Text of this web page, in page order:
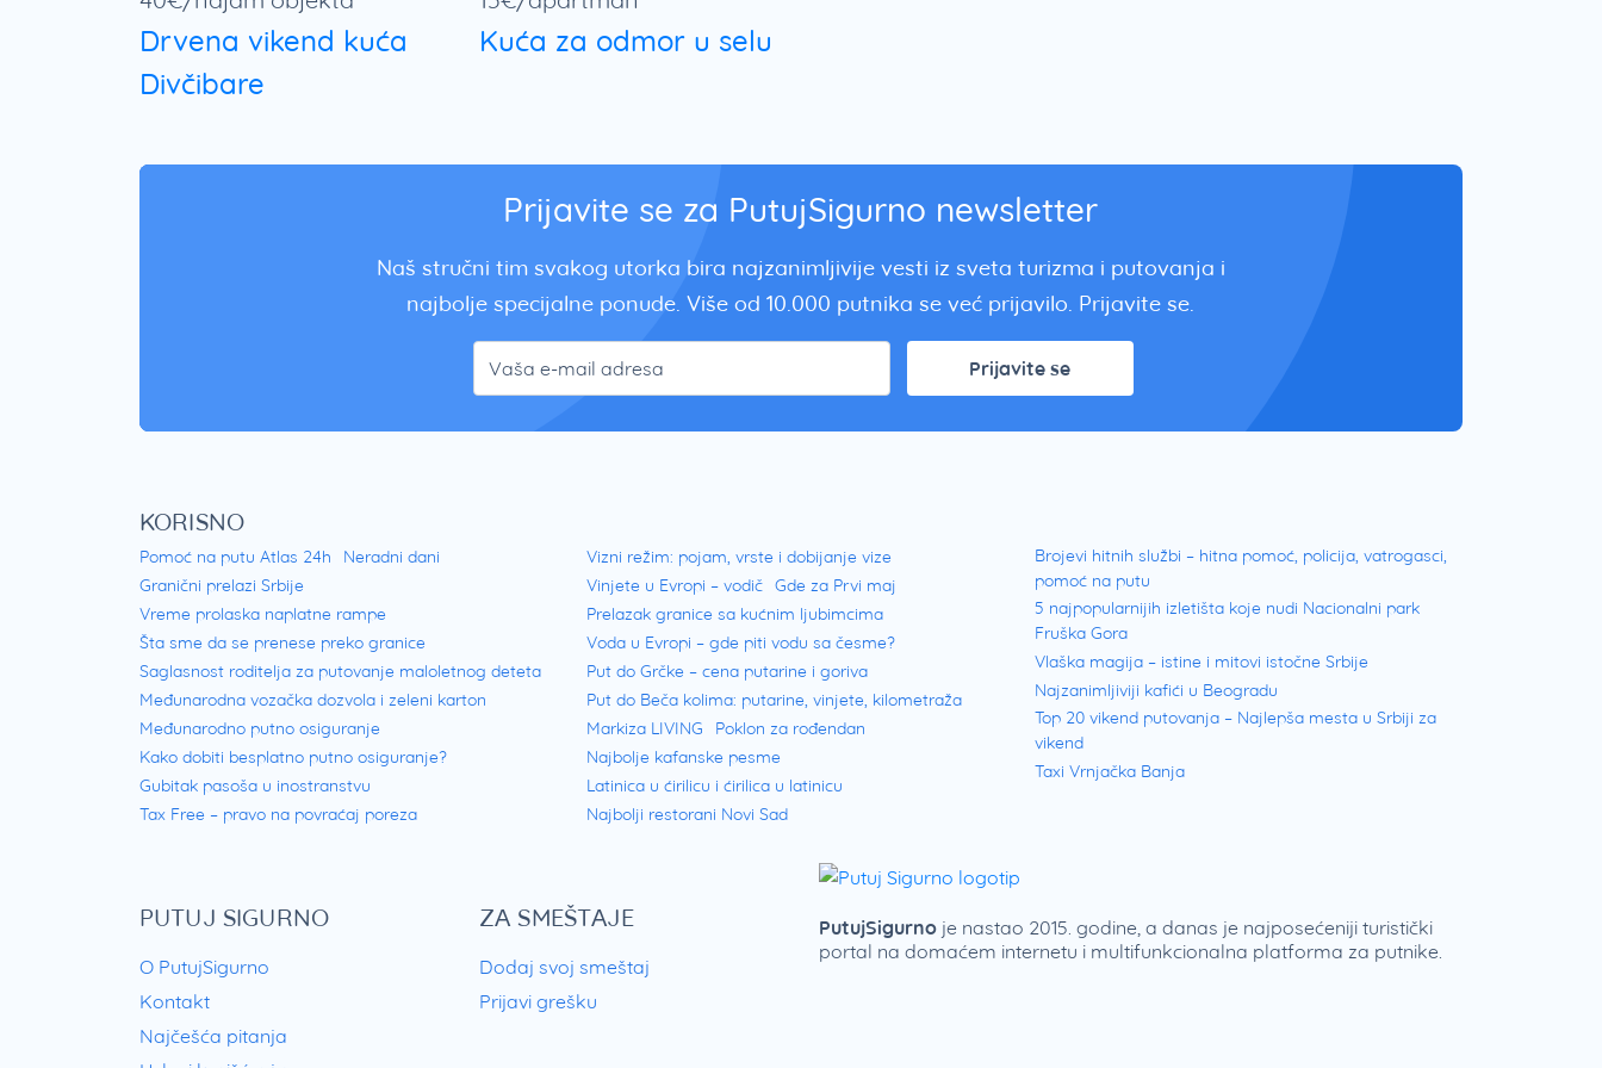
Drvena vikend kuća
Divčibare
Kuća za odmor u selu
Prijavite se za PutujSigurno newsletter
Naš stručni tim svakog utorka bira najzanimljivije vesti iz sveta turizma i putovanja i
najbolje specijalne ponude. Više od 10.000 putnika se već prijavilo. Prijavite se.
Prijavite se
KORISNO
Pomoć na putu Atlas 24h
Neradni dani
Granični prelazi Srbije
Vreme prolaska naplatne rampe
Šta sme da se prenese preko granice
Saglasnost roditelja za putovanje maloletnog deteta
Međunarodna vozačka dozvola i zeleni karton
Međunarodno putno osiguranje
Kako dobiti besplatno putno osiguranje?
Gubitak pasoša u inostranstvu
Tax Free – pravo na povraćaj poreza
Vizni režim: pojam, vrste i dobijanje vize
Vinjete u Evropi – vodič Gde za Prvi maj
Prelazak granice sa kućnim ljubimcima
Voda u Evropi – gde piti vodu sa česme?
Put do Grčke – cena putarine i goriva
Put do Beča kolima: putarine, vinjete, kilometraža
Markiza LIVING
Poklon za rođendan
Najbolje kafanske pesme
Latinica u ćirilicu i ćirilica u latinicu
Najbolji restorani Novi Sad
Brojevi hitnih službi – hitna pomoć, policija, vatrogasci,
pomoć na putu
5 najpopularnijih izletišta koje nudi Nacionalni park
Fruška Gora
Vlaška magija – istine i mitovi istočne Srbije
Najzanimljiviji kafići u Beogradu
Top 20 vikend putovanja – Najlepša mesta u Srbiji za
vikend
Taxi Vrnjačka Banja
PUTUJ SIGURNO
O PutujSigurno
Kontakt
Najčešća pitanja
ZA SMEŠTAJE
Dodaj svoj smeštaj
Prijavi grešku
PutujSigurno je nastao 2015. godine, a danas je najposećeniji turistički
portal na domaćem internetu i multifunkcionalna platforma za putnike.